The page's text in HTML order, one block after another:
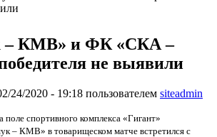
КМВ» и ФК «СКА –
не выявили
24/2020 - 19:18 пользователем siteadmin
спортивного комплекса «Гигант»
– КМВ» в товарищеском матче встретился с